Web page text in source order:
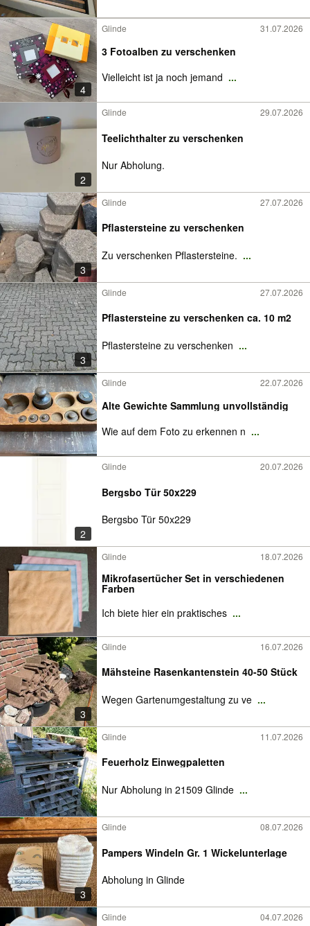
4
Glinde 31.07.2026
3 Fotoalben zu verschenken
Vielleicht ist ja noch jemand ...
2
Glinde 29.07.2026
Teelichthalter zu verschenken
Nur Abholung.
3
Glinde 27.07.2026
Pflastersteine zu verschenken
Zu verschenken Pflastersteine. ...
3
Glinde 27.07.2026
Pflastersteine zu verschenken ca. 10 m2
Pflastersteine zu verschenken ...
Glinde 22.07.2026
Alte Gewichte Sammlung unvollständig
Wie auf dem Foto zu erkennen n ...
2
Glinde 20.07.2026
Bergsbo Tür 50x229
Bergsbo Tür 50x229
Glinde 18.07.2026
Mikrofasertücher Set in verschiedenen
Farben
Ich biete hier ein praktisches ...
3
Glinde 16.07.2026
Mähsteine Rasenkantenstein 40-50 Stück
Wegen Gartenumgestaltung zu ve ...
Glinde 11.07.2026
Feuerholz Einwegpaletten
Nur Abholung in 21509 Glinde ...
3
Glinde 08.07.2026
Pampers Windeln Gr. 1 Wickelunterlage
Abholung in Glinde
Glinde 04.07.2026